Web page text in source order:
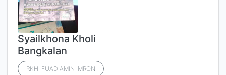
Syailkhona Kholi
Bangkalan
RKH. FUAD AMIN IMRON